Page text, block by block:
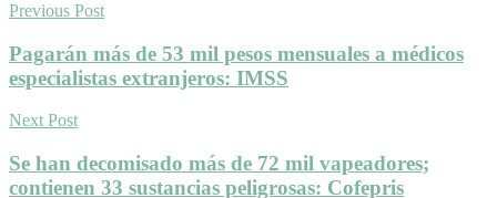
Previous Post
Pagarán más de 53 mil pesos mensuales a médicos
especialistas extranjeros: IMSS
Next Post
Se han decomisado más de 72 mil vapeadores;
contienen 33 sustancias peligrosas: Cofepris